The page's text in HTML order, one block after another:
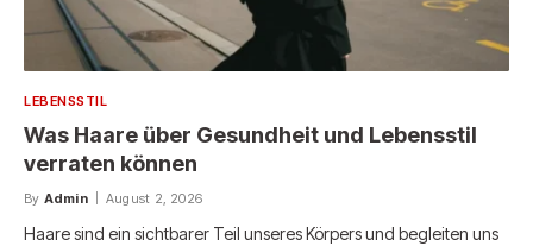
LEBENSSTIL
Was Haare über Gesundheit und Lebensstil
verraten können
By Admin August 2, 2026
Haare sind ein sichtbarer Teil unseres Körpers und begleiten uns